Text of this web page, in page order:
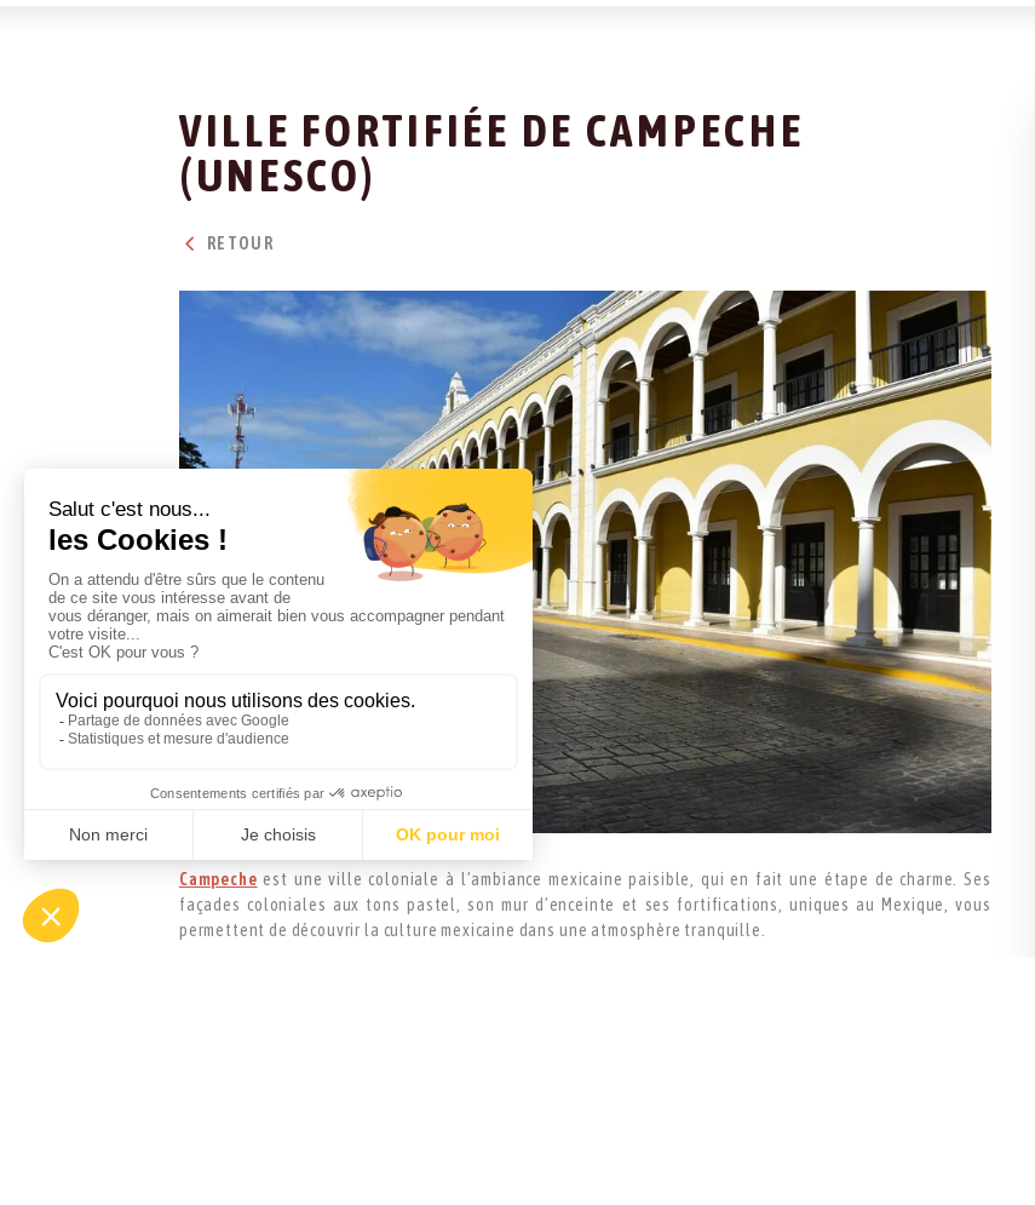
VILLE FORTIFIÉE DE CAMPECHE
(UNESCO)
RETOUR
Campeche est une ville coloniale à l’ambiance mexicaine paisible, qui en fait une étape de charme. Ses
façades coloniales aux tons pastel, son mur d’enceinte et ses fortifications, uniques au Mexique, vous
permettent de découvrir la culture mexicaine dans une atmosphère tranquille.